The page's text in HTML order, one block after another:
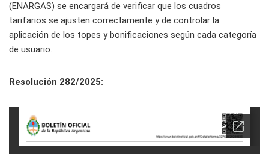
(ENARGAS) se encargará de verificar que los cuadros
tarifarios se ajusten correctamente y de controlar la
aplicación de los topes y bonificaciones según cada categoría
de usuario.
Resolución 282/2025: